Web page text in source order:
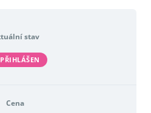
stav
Cena